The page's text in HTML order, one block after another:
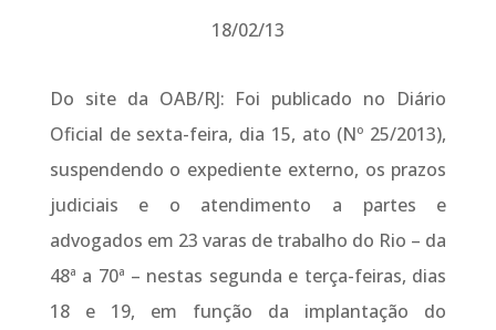
18/02/13
Do site da OAB/RJ: Foi publicado no Diário
Oficial de sexta-feira, dia 15, ato (Nº 25/2013),
suspendendo o expediente externo, os prazos
judiciais e o atendimento a partes e
advogados em 23 varas de trabalho do Rio – da
48ª a 70ª – nestas segunda e terça-feiras, dias
18 e 19, em função da implantação do